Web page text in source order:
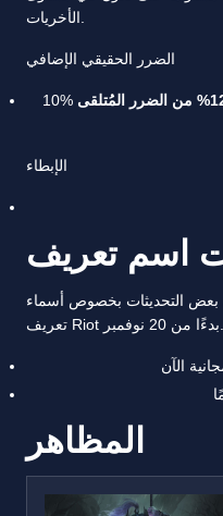
الضرر الحقيقي الإضافي
12% من الضرر المُتلقى
الإبطاء
بعض التحديثات بخصوص أسماء
الآن
المظاهر